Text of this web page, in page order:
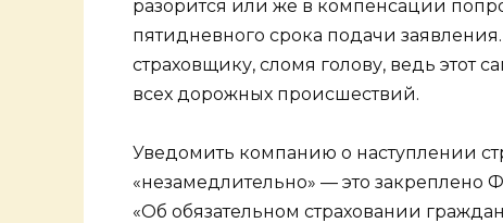
разорится или же в компенсации
пятидневного срока подачи
страховщику, сломя голову, ведь этот
всех дорожных происшествий.
Уведомить компанию о наступлении
«незамедлительно» — это
«Об обязательном страховании